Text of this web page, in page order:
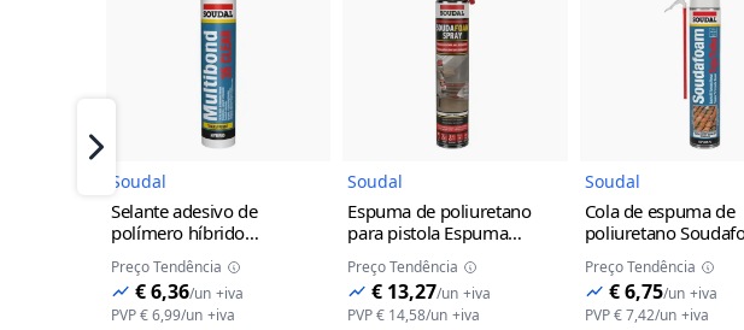
Imagem do Produto
Soudal
Selante adesivo de
polímero híbrido
Multibond 35 Clear 290ml
Soudal
Preço Tendência
€ 6,36/un +iva
PVP€ 6,99/un +iva
Imagem do Produto
Soudal
Espuma de poliuretano
para pistola Espuma
Isolamento Pulverizável
Soudal
Preço Tendência
€ 13,27/un +iva
PVP€ 14,58/un +iva
Soudal
Cola de espuma de
poliuretano
espuma para telhas
Manual Soudal
Preço Tendência
€ 6,75/un +iva
PVP€ 7,42/un +iva
Próximo